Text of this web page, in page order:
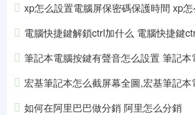
xp怎么設置電腦屏保密碼保護時間 xp怎么
電腦快捷鍵解鎖ctrl加什么 電腦快捷鍵
筆記本電腦按鍵有聲音怎么設置 筆記
宏基筆記本怎么截屏幕全圖,宏基筆記
如何在阿里巴巴做分銷 阿里怎么分銷